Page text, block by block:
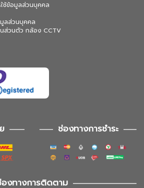
ช้ข้อมูลส่วนบุคคล
ลส่วนบุคคล
ส่วนตัว กล้อง CCTV
ช่องทางการชำระ
งทางการติดตาม